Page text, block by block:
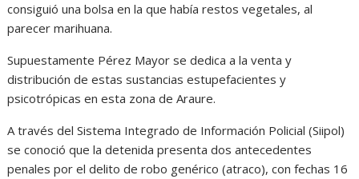
consiguió una bolsa en la que había restos vegetales, al
parecer marihuana.
Supuestamente Pérez Mayor se dedica a la venta y
distribución de estas sustancias estupefacientes y
psicotrópicas en esta zona de Araure.
A través del Sistema Integrado de Información Policial (Siipol)
se conoció que la detenida presenta dos antecedentes
penales por el delito de robo genérico (atraco), con fechas 16